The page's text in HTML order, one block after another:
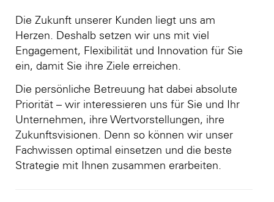
Die Zukunft unserer Kunden liegt uns am
Herzen. Deshalb setzen wir uns mit viel
Engagement, Flexibilität und Innovation für Sie
ein, damit Sie ihre Ziele erreichen.
Die persönliche Betreuung hat dabei absolute
Priorität – wir interessieren uns für Sie und Ihr
Unternehmen, ihre Wertvorstellungen, ihre
Zukunftsvisionen. Denn so können wir unser
Fachwissen optimal einsetzen und die beste
Strategie mit Ihnen zusammen erarbeiten.